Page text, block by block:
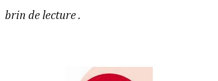
brin de lecture .